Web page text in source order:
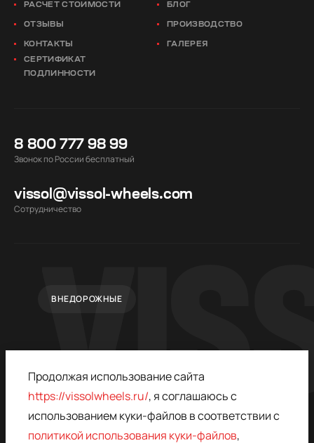
РАСЧЕТ СТОИМОСТИ БЛОГ
ОТЗЫВЫ ПРОИЗВОДСТВО
КОНТАКТЫ
ГАЛЕРЕЯ
СЕРТИФИКАТ
ПОДЛИННОСТИ
8 800 777 98 99
Звонок по России бесплатный
vissol@vissol-wheels.com
Cотрудничество
ВНЕДОРОЖНЫЕ
© 2015–2026, ПОЛИТИКА
Продолжая использование сайта
https://vissolwheels.ru/, я соглашаюсь с
использованием куки-файлов в соответствии с
политикой использования куки-файлов,